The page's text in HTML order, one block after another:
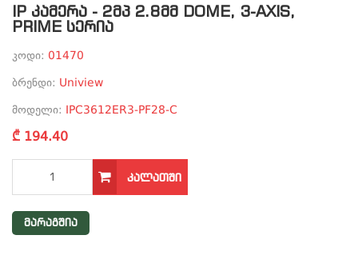
IP ᲙᲐᲛᲔᲠᲐ - 2ᲛᲞ 2.8ᲛᲛ DOME, 3-AXIS,
PRIME ᲡᲔᲠᲘᲐ
კოდი: 01470
ბრენდი: Uniview
მოდელი: IPC3612ER3-PF28-C
₾ 194.40
ᲙᲐᲚᲐᲗᲨᲘ
მარაგშია